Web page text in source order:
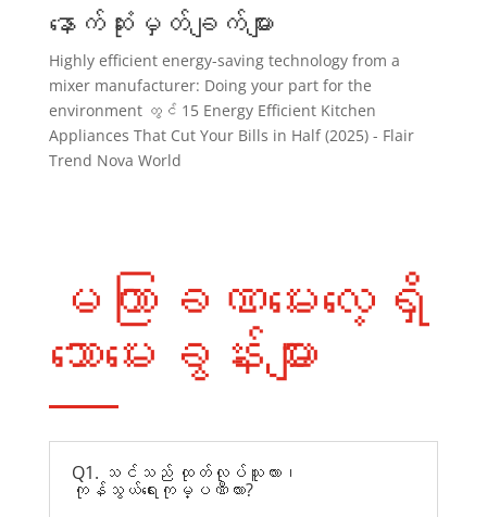
နောက်ဆုံးမှတ်ချက်များ
Highly efficient energy-saving technology from a
mixer manufacturer: Doing your part for the
environmentတွင် 15 Energy Efficient Kitchen
Appliances That Cut Your Bills in Half (2025) - Flair
Trend Nova World
မကြာခဏမေးလေ့ရှိ
သောမေးခွန်းများ
Q1. သင်သည် ထုတ်လုပ်သူလား၊
ကုန်သွယ်ရေးကုမ္ပဏီလား?